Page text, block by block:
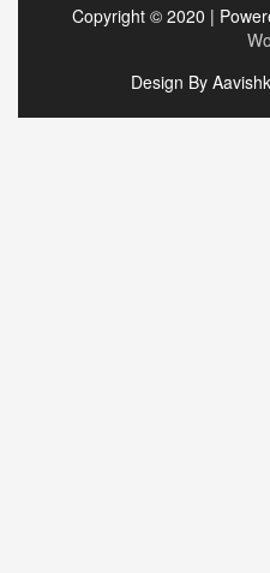
Copyright © 2020 |
Design By